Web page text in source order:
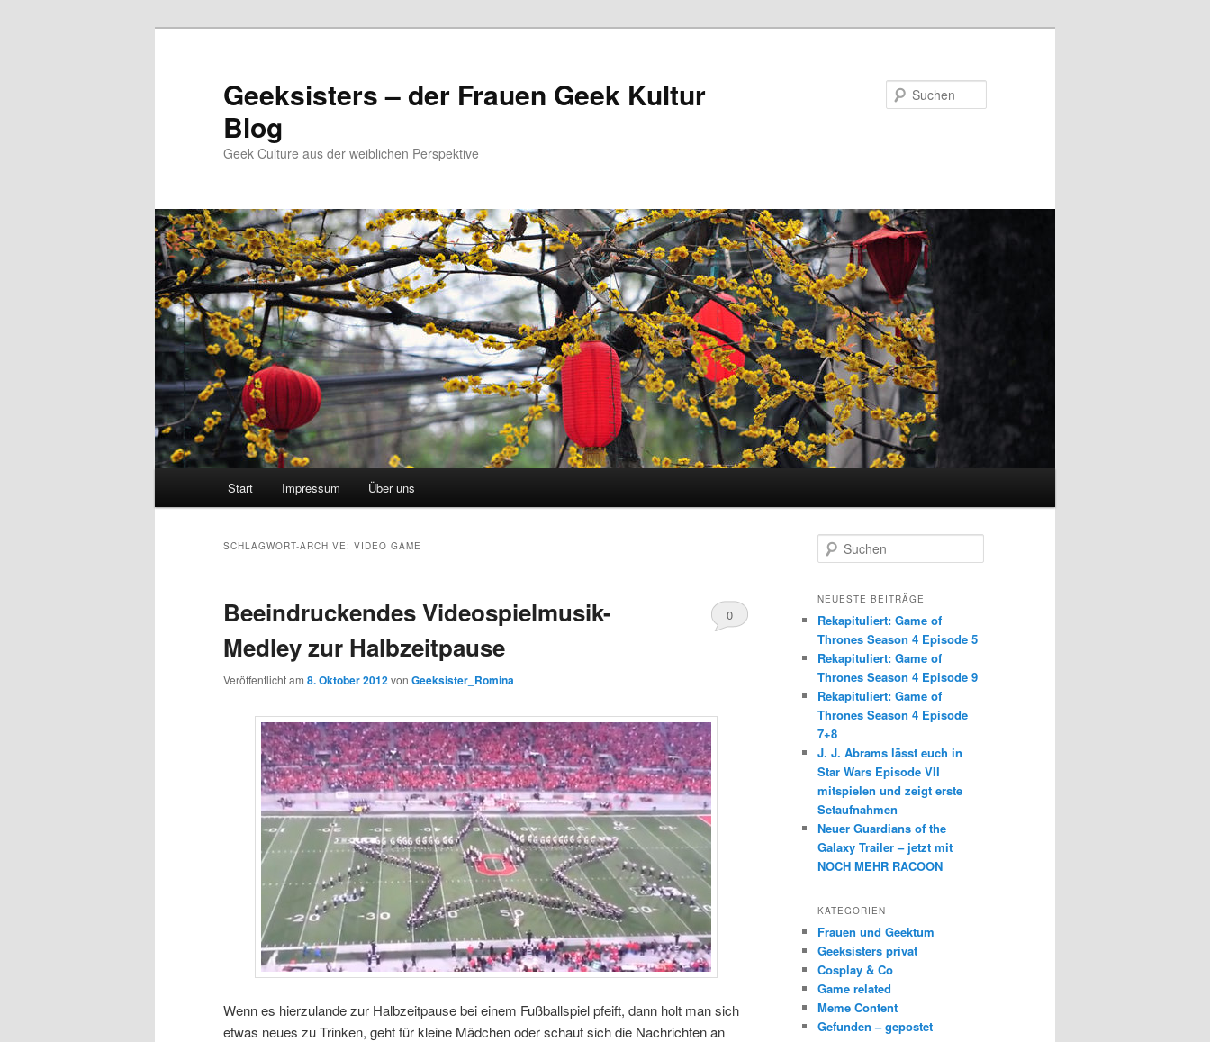
Geeksisters – der Frauen Geek Kultur
Blog
Geek Culture aus der weiblichen Perspektive
Start Impressum Über uns
SCHLAGWORT-ARCHIVE: VIDEO GAME
Beeindruckendes Videospielmusik-
Medley zur Halbzeitpause
Veröffentlicht am 8. Oktober 2012von Geeksister_Romina
0
Wenn es hierzulande zur Halbzeitpause bei einem Fußballspiel pfeift, dann holt man sich
etwas neues zu Trinken, geht für kleine Mädchen oder schaut sich die Nachrichten an
u
h
n
NEUESTE BEITRÄGE
Rekapituliert: Game of
Thrones Season 4 Episode 5
Rekapituliert: Game of
Thrones Season 4 Episode 9
Rekapituliert: Game of
Thrones Season 4 Episode
7+8
J. J. Abrams lässt euch in
Star Wars Episode VII
mitspielen und zeigt erste
Setaufnahmen
Neuer Guardians of the
Galaxy Trailer – jetzt mit
NOCH MEHR RACOON
KATEGORIEN
Frauen und Geektum
Geeksisters privat
Cosplay & Co
Game related
Meme Content
Gefunden – gepostet